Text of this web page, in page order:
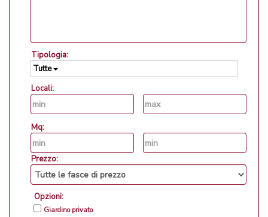
Tipologia:
Tutte
Locali:
Mq:
Prezzo:
Opzioni:
Giardino privato